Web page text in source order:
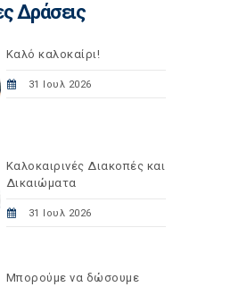
Δράσεις
Καλό καλοκαίρι!
31 Ιουλ 2026
Καλοκαιρινές Διακοπές και
Δικαιώματα
31 Ιουλ 2026
Μπορούμε να δώσουμε